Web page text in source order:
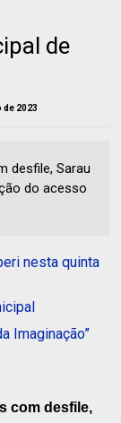
de
de 2023
desfile, Sarau
do acesso
nesta quinta
Imaginação”
com desfile,